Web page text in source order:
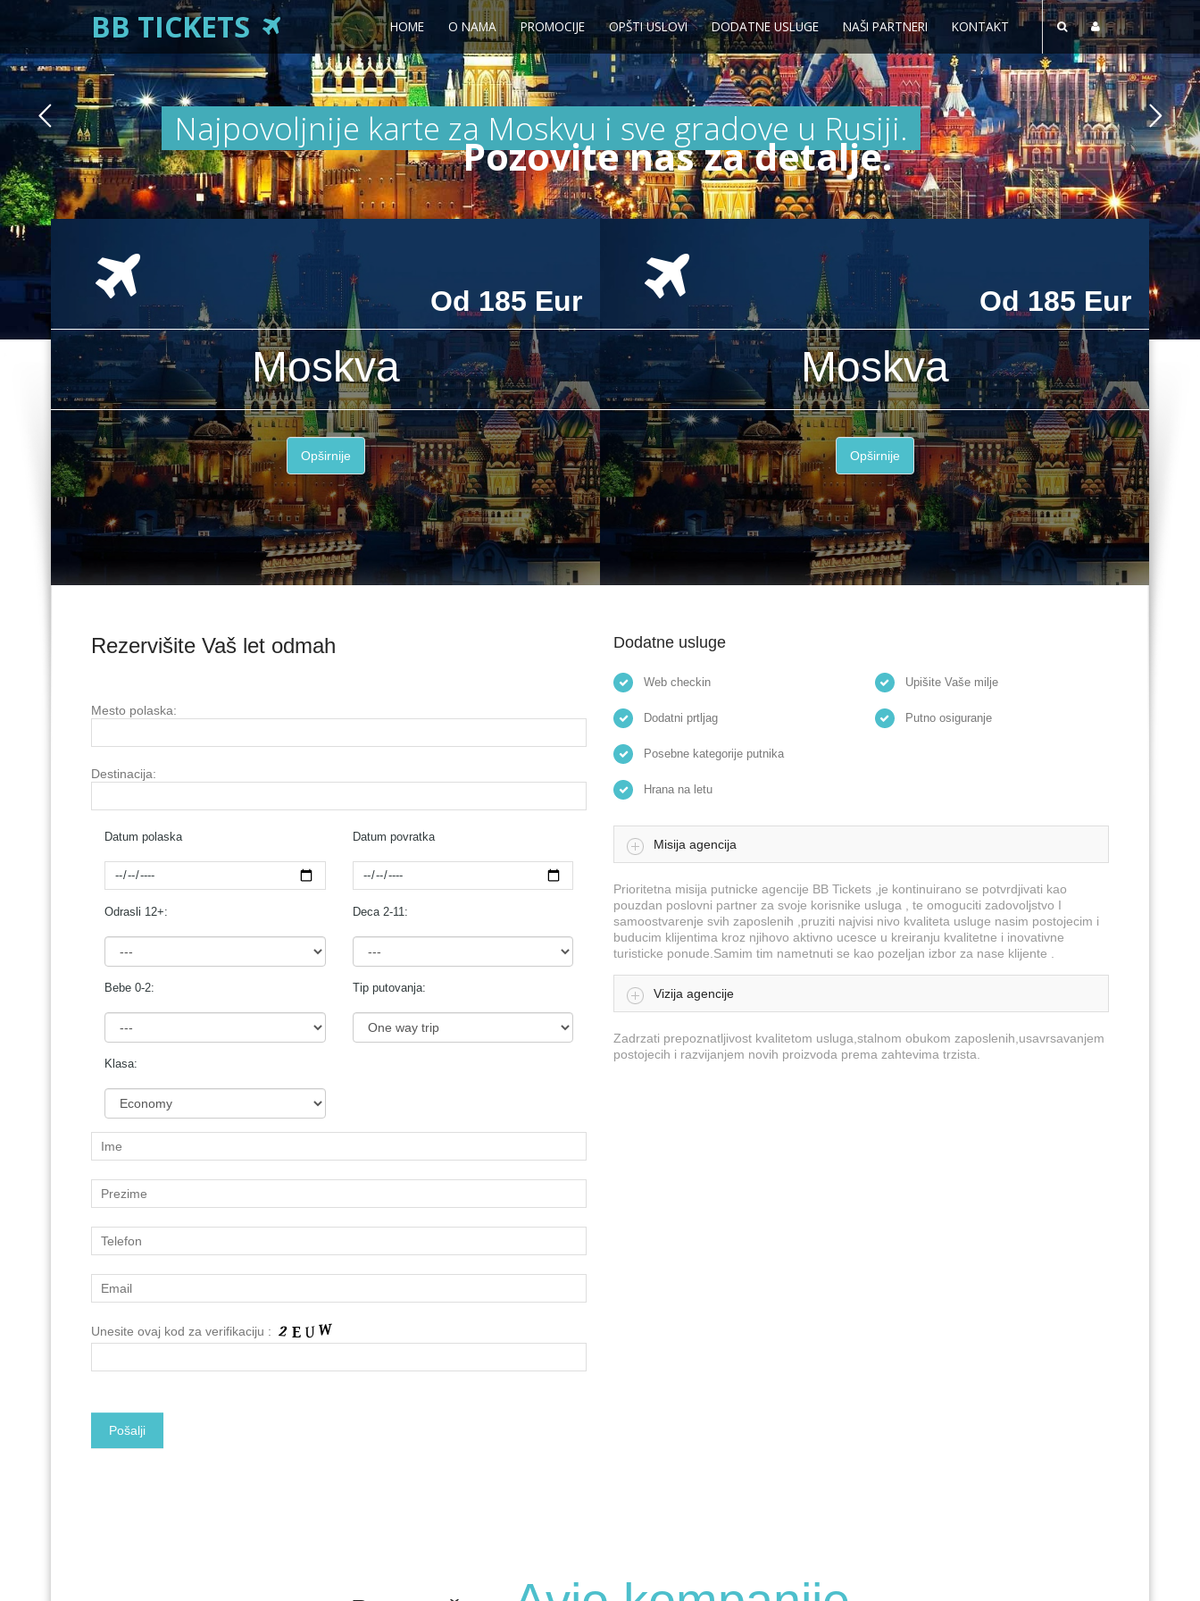
HOME O NAMA PROMOCIJE OPŠTI USLOVI DODATNE USLUGE NAŠI PARTNERI KONTAKT
BB TICKETS
Najpovoljnije karte za Moskvu i sve gradove u Rusiji.
Pozovite nas za detalje.
Od 185 Eur
Moskva
Opširnije
Od 185 Eur
Moskva
Opširnije
Rezervišite Vaš let odmah
Mesto polaska:
Destinacija:
Datum polaska Datum povratka
Odrasli 12+: Deca 2-11:
Bebe 0-2: Tip putovanja:
Klasa:
Unesite ovaj kod za verifikaciju :
Dodatne usluge
Web checkin
Dodatni prtljag
Posebne kategorije putnika
Hrana na letu
Upišite Vaše milje
Putno osiguranje
Misija agencija
Prioritetna misija putnicke agencije BB Tickets ,je kontinuirano se potvrdjivati kao
pouzdan poslovni partner za svoje korisnike usluga , te omoguciti zadovoljstvo I
samoostvarenje svih zaposlenih ,pruziti najvisi nivo kvaliteta usluge nasim postojecim i
buducim klijentima kroz njihovo aktivno ucesce u kreiranju kvalitetne i inovativne
turisticke ponude.Samim tim nametnuti se kao pozeljan izbor za nase klijente .
Vizija agencije
Zadrzati prepoznatljivost kvalitetom usluga,stalnom obukom zaposlenih,usavrsavanjem
postojecih i razvijanjem novih proizvoda prema zahtevima trzista.